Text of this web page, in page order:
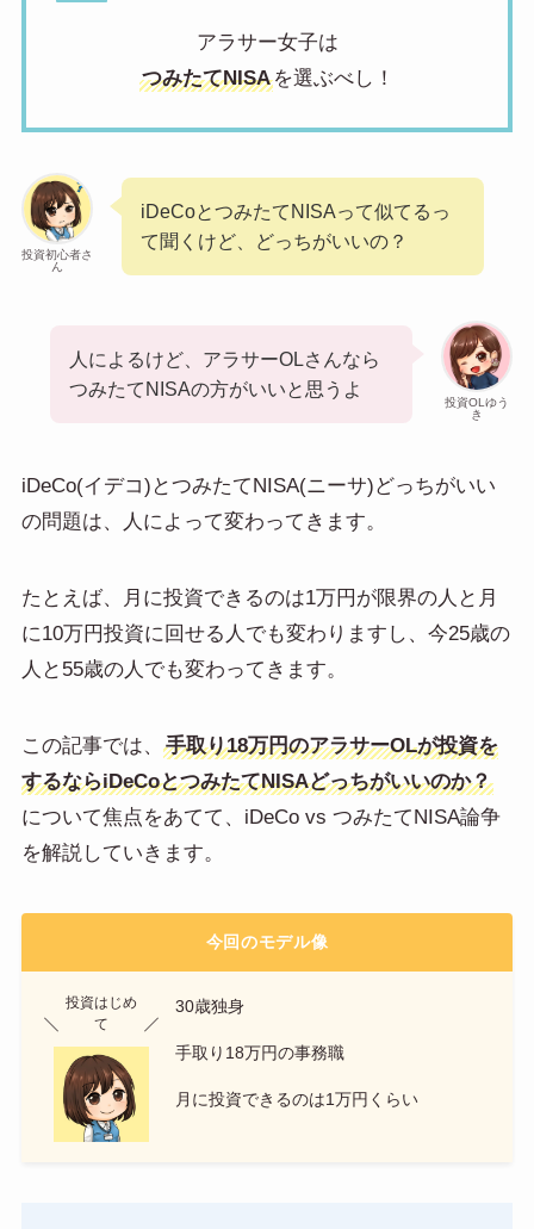
アラサー女子は
つみたてNISA を選ぶべし！
投資初心者さ
ん
iDeCoとつみたてNISAって似てるっ
て聞くけど、どっちがいいの？
投資OLゆう
き
人によるけど、アラサーOLさんなら
つみたてNISAの方がいいと思うよ
iDeCo(イデコ)とつみたてNISA(ニーサ)どっちがいい
の問題は、人によって変わってきます。
たとえば、月に投資できるのは1万円が限界の人と月
に10万円投資に回せる人でも変わりますし、今25歳の
人と55歳の人でも変わってきます。
この記事では、
手取り18万円のアラサーOLが投資を
するならiDeCoとつみたてNISAどっちがいいのか？
について焦点をあてて、iDeCo vs つみたてNISA論争
を解説していきます。
今回のモデル像
30歳独身
手取り18万円の事務職
月に投資できるのは1万円くらい
投資はじめ
て